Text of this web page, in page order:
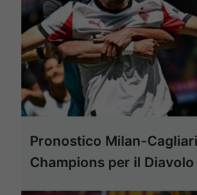
Pronostico Milan-
Champions per il Diavolo